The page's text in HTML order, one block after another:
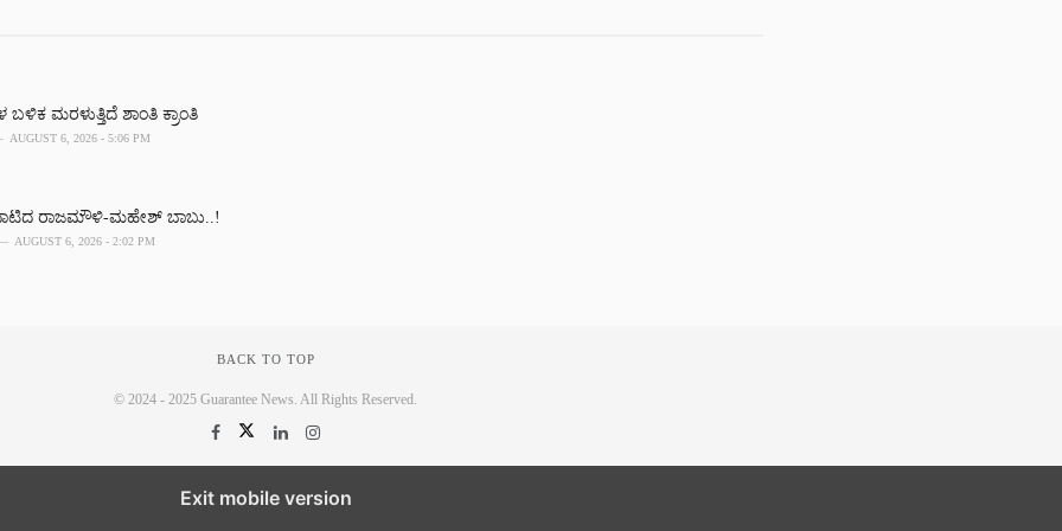
ಮರಳುತ್ತಿದೆ ಶಾಂತಿ ಕ್ರಾಂತಿ
AUGUST 6, 2026 - 5:06 PM
ರಾಜಮೌಳಿ-ಮಹೇಶ್ ಬಾಬು..!
AUGUST 6, 2026 - 2:02 PM
BACK TO TOP
© 2024 - 2025 Guarantee News. All Rights Reserved.
Exit mobile version